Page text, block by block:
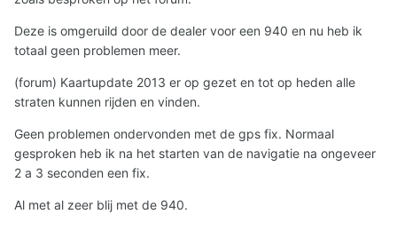
Deze is omgeruild door de dealer voor een 940 en nu heb ik
totaal geen problemen meer.
(forum) Kaartupdate 2013 er op gezet en tot op heden alle
straten kunnen rijden en vinden.
Geen problemen ondervonden met de gps fix. Normaal
gesproken heb ik na het starten van de navigatie na ongeveer
2 a 3 seconden een fix.
Al met al zeer blij met de 940.